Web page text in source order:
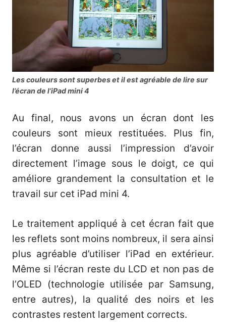
Les couleurs sont superbes et il est agréable de lire sur
l’écran de l’iPad mini 4
Au final, nous avons un écran dont les
couleurs sont mieux restituées. Plus fin,
l’écran donne aussi l’impression d’avoir
directement l’image sous le doigt, ce qui
améliore grandement la consultation et le
travail sur cet iPad mini 4.
Le traitement appliqué à cet écran fait que
les reflets sont moins nombreux, il sera ainsi
plus agréable d’utiliser l’iPad en extérieur.
Même si l’écran reste du LCD et non pas de
l’OLED (technologie utilisée par Samsung,
entre autres), la qualité des noirs et les
contrastes restent largement corrects.